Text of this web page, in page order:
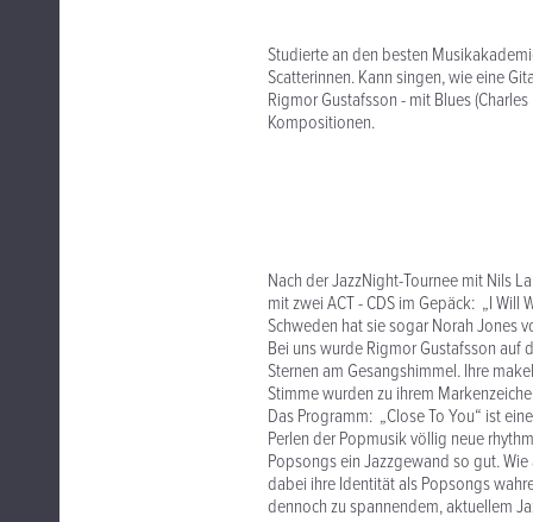
Studierte an den besten
Scatterinnen. Kann singen, wie eine
Rigmor Gustafsson - mit Blues
Kompositionen.
Nach der JazzNight-Tournee mit Nils
mit zwei ACT - CDS im Gepäck: „I Will
Schweden hat sie sogar Norah Jones
Bei uns wurde Rigmor Gustafsson auf
Sternen am Gesangshimmel. Ihre
Stimme wurden zu ihrem
Das Programm: „Close To You“ ist
Perlen der Popmusik völlig neue
Popsongs ein Jazzgewand so gut.
dabei ihre Identität als Popsongs
dennoch zu spannendem, aktuellem